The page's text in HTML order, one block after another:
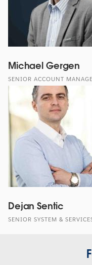
Michael Gergen
SENIOR ACCOUNT
Dejan Sentic
SENIOR SYSTEM &